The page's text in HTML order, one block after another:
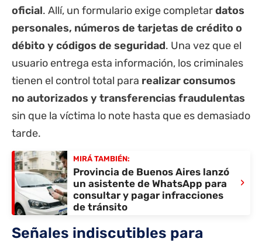
oficial. Allí, un formulario exige completardatos
personales, números de tarjetas de crédito o
débito y códigos de seguridad. Una vez que el
usuario entrega esta información, los criminales
tienen el control total para realizar consumos
no autorizados y transferencias fraudulentas
sin que la víctima lo note hasta que es demasiado
tarde.
MIRÁ TAMBIÉN:
Provincia de Buenos Aires lanzó
un asistente de WhatsApp para
consultar y pagar infracciones
de tránsito
›
Señales indiscutibles para